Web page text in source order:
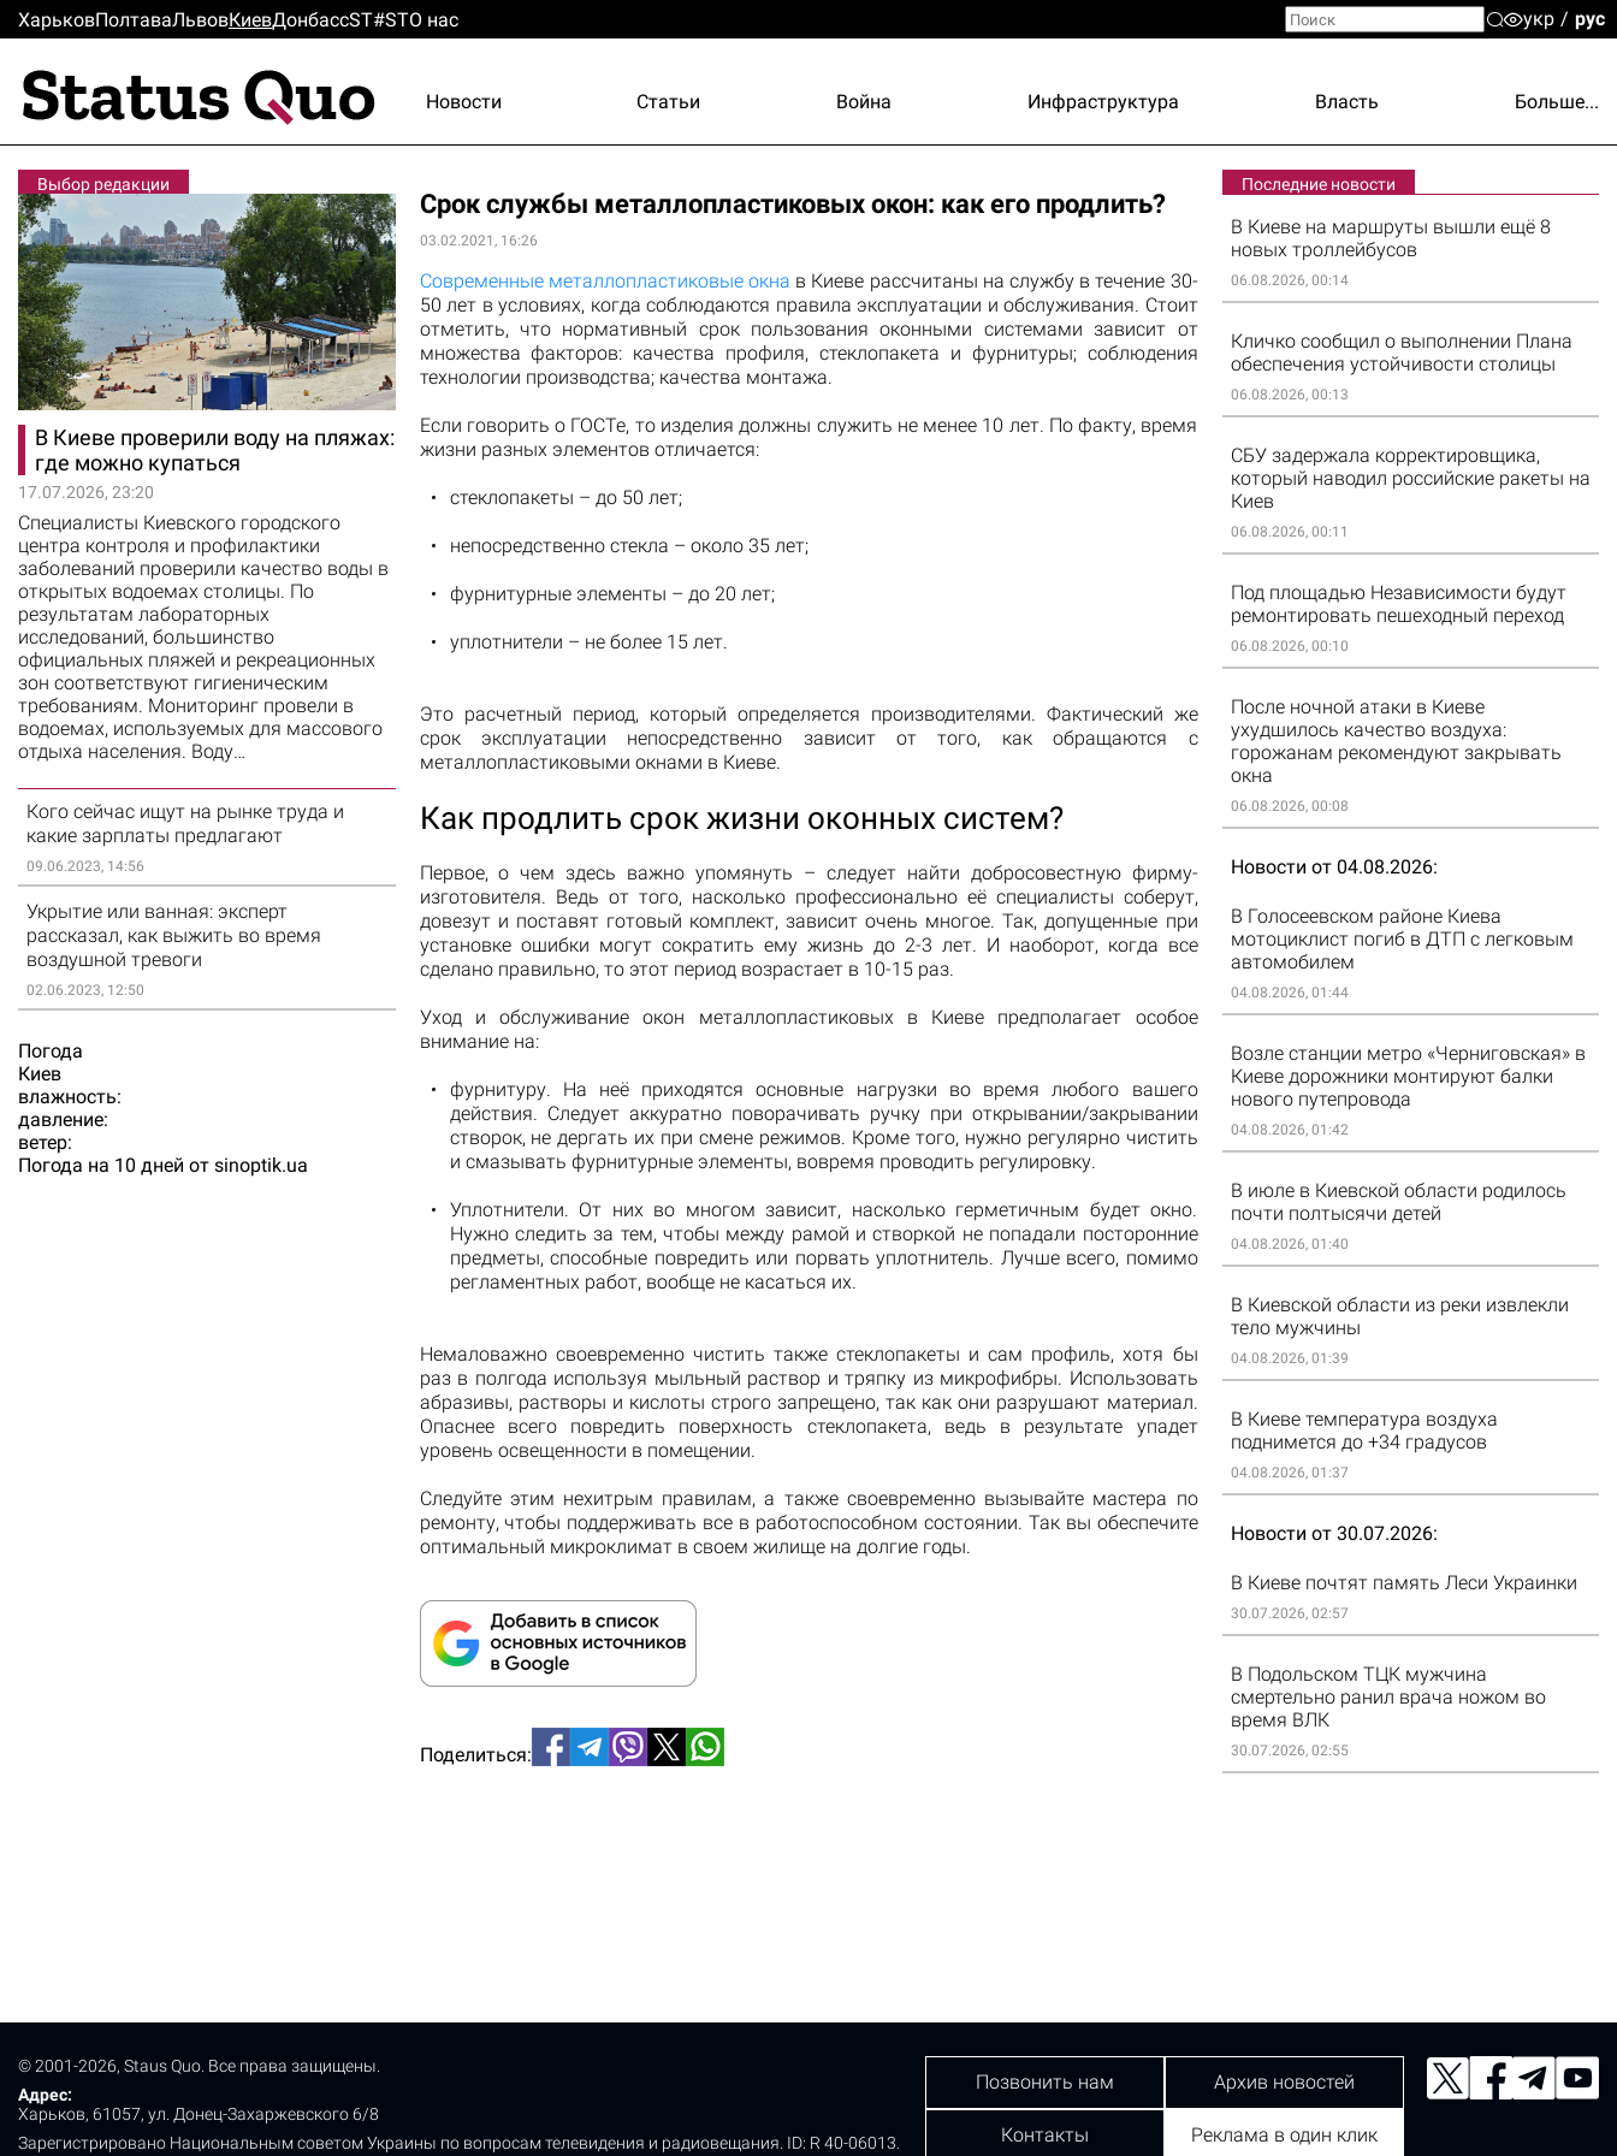
ХарьковПолтаваЛьвовКиевДонбассST#STО нас укр рус
Новости Статьи Война Инфраструктура Власть Больше...
Выбор редакции
В Киеве проверили воду на пляжах:
где можно купаться
17.07.2026, 23:20
Специалисты Киевского городского
центра контроля и профилактики
заболеваний проверили качество воды в
открытых водоемах столицы. По
результатам лабораторных
исследований, большинство
официальных пляжей и рекреационных
зон соответствуют гигиеническим
требованиям. Мониторинг провели в
водоемах, используемых для массового
отдыха населения. Воду…
Кого сейчас ищут на рынке труда и
какие зарплаты предлагают
09.06.2023, 14:56
Укрытие или ванная: эксперт
рассказал, как выжить во время
воздушной тревоги
02.06.2023, 12:50
Погода
Киев
влажность:
давление:
ветер:
Погода на 10 дней от sinoptik.ua
Срок службы металлопластиковых окон: как его продлить?
03.02.2021, 16:26
Современные металлопластиковые окна в Киеве рассчитаны на службу в течение 30-
50 лет в условиях, когда соблюдаются правила эксплуатации и обслуживания. Стоит
отметить, что нормативный срок пользования оконными системами зависит от
множества факторов: качества профиля, стеклопакета и фурнитуры; соблюдения
технологии производства; качества монтажа.
Если говорить о ГОСТе, то изделия должны служить не менее 10 лет. По факту, время
жизни разных элементов отличается:
стеклопакеты – до 50 лет;
непосредственно стекла – около 35 лет;
фурнитурные элементы – до 20 лет;
уплотнители – не более 15 лет.
Это расчетный период, который определяется производителями. Фактический же
срок эксплуатации непосредственно зависит от того, как обращаются с
металлопластиковыми окнами в Киеве.
Как продлить срок жизни оконных систем?
Первое, о чем здесь важно упомянуть – следует найти добросовестную фирму-
изготовителя. Ведь от того, насколько профессионально её специалисты соберут,
довезут и поставят готовый комплект, зависит очень многое. Так, допущенные при
установке ошибки могут сократить ему жизнь до 2-3 лет. И наоборот, когда все
сделано правильно, то этот период возрастает в 10-15 раз.
Уход и обслуживание окон металлопластиковых в Киеве предполагает особое
внимание на:
фурнитуру. На неё приходятся основные нагрузки во время любого вашего
действия. Следует аккуратно поворачивать ручку при открывании/закрывании
створок, не дергать их при смене режимов. Кроме того, нужно регулярно чистить
и смазывать фурнитурные элементы, вовремя проводить регулировку.
Уплотнители. От них во многом зависит, насколько герметичным будет окно.
Нужно следить за тем, чтобы между рамой и створкой не попадали посторонние
предметы, способные повредить или порвать уплотнитель. Лучше всего, помимо
регламентных работ, вообще не касаться их.
Немаловажно своевременно чистить также стеклопакеты и сам профиль, хотя бы
раз в полгода используя мыльный раствор и тряпку из микрофибры. Использовать
абразивы, растворы и кислоты строго запрещено, так как они разрушают материал.
Опаснее всего повредить поверхность стеклопакета, ведь в результате упадет
уровень освещенности в помещении.
Следуйте этим нехитрым правилам, а также своевременно вызывайте мастера по
ремонту, чтобы поддерживать все в работоспособном состоянии. Так вы обеспечите
оптимальный микроклимат в своем жилище на долгие годы.
Поделиться:
Последние новости
В Киеве на маршруты вышли ещё 8
новых троллейбусов
06.08.2026, 00:14
Кличко сообщил о выполнении Плана
обеспечения устойчивости столицы
06.08.2026, 00:13
СБУ задержала корректировщика,
который наводил российские ракеты на
Киев
06.08.2026, 00:11
Под площадью Независимости будут
ремонтировать пешеходный переход
06.08.2026, 00:10
После ночной атаки в Киеве
ухудшилось качество воздуха:
горожанам рекомендуют закрывать
окна
06.08.2026, 00:08
Новости от 04.08.2026
В Голосеевском районе Киева
мотоциклист погиб в ДТП с легковым
автомобилем
04.08.2026, 01:44
Возле станции метро «Черниговская» в
Киеве дорожники монтируют балки
нового путепровода
04.08.2026, 01:42
В июле в Киевской области родилось
почти полтысячи детей
04.08.2026, 01:40
В Киевской области из реки извлекли
тело мужчины
04.08.2026, 01:39
В Киеве температура воздуха
поднимется до +34 градусов
04.08.2026, 01:37
Новости от 30.07.2026
В Киеве почтят память Леси Украинки
30.07.2026, 02:57
В Подольском ТЦК мужчина
смертельно ранил врача ножом во
время ВЛК
30.07.2026, 02:55
© 2001-2026, Staus Quo. Все права защищены.
Адрес:
Харьков, 61057, ул. Донец-Захаржевского 6/8
Зарегистрировано Национальным советом Украины по вопросам телевидения и радиовещания. ID: R 40-06013.
Позвонить нам Архив новостей
Контакты Реклама в один клик